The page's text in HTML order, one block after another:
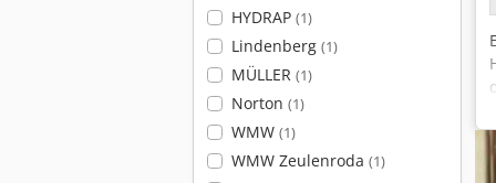
HYDRAP (1)
Lindenberg (1)
MÜLLER (1)
Norton (1)
WMW (1)
WMW Zeulenroda (1)